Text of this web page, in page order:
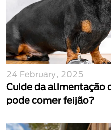
24 February, 2025
Cuide da alimentação
pode comer feijão?